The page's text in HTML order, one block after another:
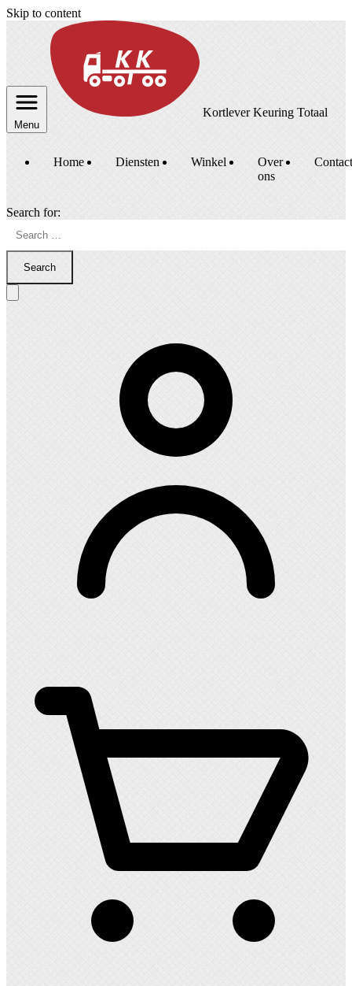
Skip to content
Menu
Kortlever Keuring Totaal
Home Diensten Winkel
Over
ons
Contact
Search for:
Search